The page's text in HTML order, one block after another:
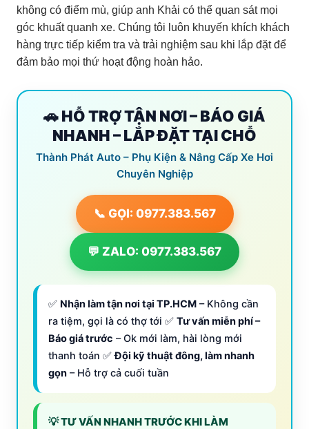
không có điểm mù, giúp anh Khải có thể quan sát mọi
góc khuất quanh xe. Chúng tôi luôn khuyến khích khách
hàng trực tiếp kiểm tra và trải nghiệm sau khi lắp đặt để
đảm bảo mọi thứ hoạt động hoàn hảo.
🚗 HỖ TRỢ TẬN NƠI – BÁO GIÁ
NHANH – LẮP ĐẶT TẠI CHỖ
Thành Phát Auto – Phụ Kiện & Nâng Cấp Xe Hơi
Chuyên Nghiệp
📞 GỌI: 0977.383.567
💬 ZALO: 0977.383.567
✅ Nhận làm tận nơi tại TP.HCM – Không cần
ra tiệm, gọi là có thợ tới ✅ Tư vấn miễn phí –
Báo giá trước – Ok mới làm, hài lòng mới
thanh toán ✅Đội kỹ thuật đông, làm nhanh
gọn – Hỗ trợ cả cuối tuần
💡 TƯ VẤN NHANH TRƯỚC KHI LÀM